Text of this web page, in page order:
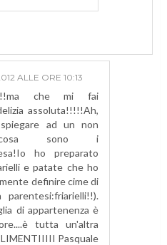
ALLE ORE 10:13
che mi fai
assoluta!!!!!Ah,
ad un non
cosa sono i
ho preparato
e patate che ho
definire cime di
di appartenenza è
tutta un'altra
Pasquale